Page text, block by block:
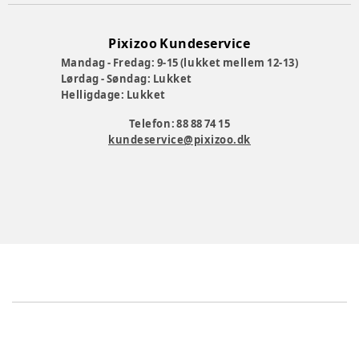
Pixizoo Kundeservice
Mandag - Fredag: 9-15 (lukket mellem 12-13)
Lørdag - Søndag: Lukket
Helligdage: Lukket
Telefon: 88 88 74 15
kundeservice@pixizoo.dk